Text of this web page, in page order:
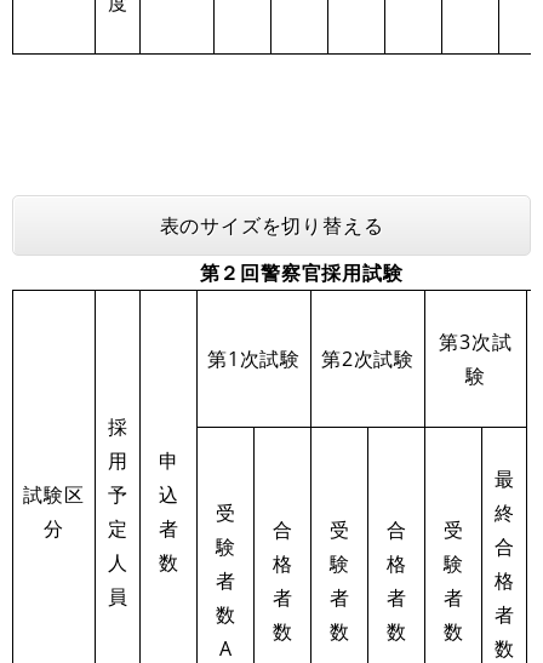
表のサイズを切り替える
第２回警察官採用試験
試験区
分
採
用
予
定
人
員
申
込
者
数
第1次試験 第2次試験
第3次試
験
受
験
者
数
A
合
格
者
数
受
験
者
数
合
格
者
数
受
験
者
数
最
終
合
格
者
数